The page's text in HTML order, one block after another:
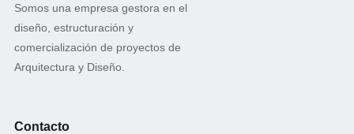
Somos una empresa gestora en el
diseño, estructuración y
comercialización de proyectos de
Arquitectura y Diseño.
Contacto